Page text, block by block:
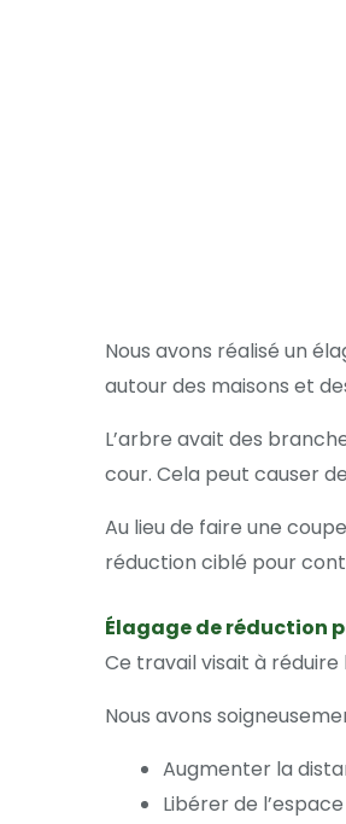
Nous avons réalisé un
autour des maisons et
L’arbre avait des
cour. Cela peut causer
Au lieu de faire une
réduction ciblé pour
Élagage de réduction
Ce travail visait à
Nous avons
Augmenter la
Libérer de